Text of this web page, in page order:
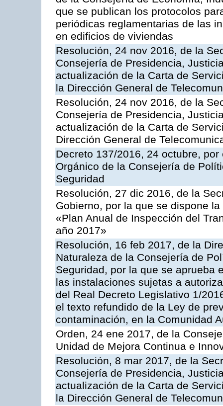
que se publican los protocolos
periódicas reglamentarias de las
en edificios de viviendas
Resolución, 24 nov 2016, de la
Consejería de Presidencia,
actualización de la Carta de
la Dirección General de
Resolución, 24 nov 2016, de la
Consejería de Presidencia,
actualización de la Carta de
Dirección General de
Decreto 137/2016, 24 octubre,
Orgánico de la Consejería de
Seguridad
Resolución, 27 dic 2016, de la
Gobierno, por la que se dispone
«Plan Anual de Inspección del
año 2017»
Resolución, 16 feb 2017, de la
Naturaleza de la Consejería de
Seguridad, por la que se aprueba
las instalaciones sujetas a
del Real Decreto Legislativo 1/
el texto refundido de la Ley de
contaminación, en la Comunidad
Orden, 24 ene 2017, de la
Unidad de Mejora Continua e
Resolución, 8 mar 2017, de la
Consejería de Presidencia,
actualización de la Carta de
la Dirección General de